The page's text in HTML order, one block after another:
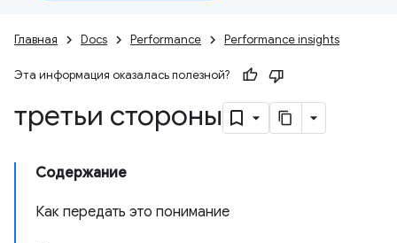
Главная Docs Performance Performance insights
Эта информация оказалась полезной?
третьи стороны
Содержание
Как передать это понимание